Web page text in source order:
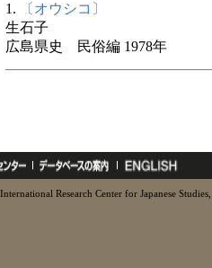
1.
〔オウシコ〕
生石子
広島県史 民俗編 1978年
Research Center for Japanese